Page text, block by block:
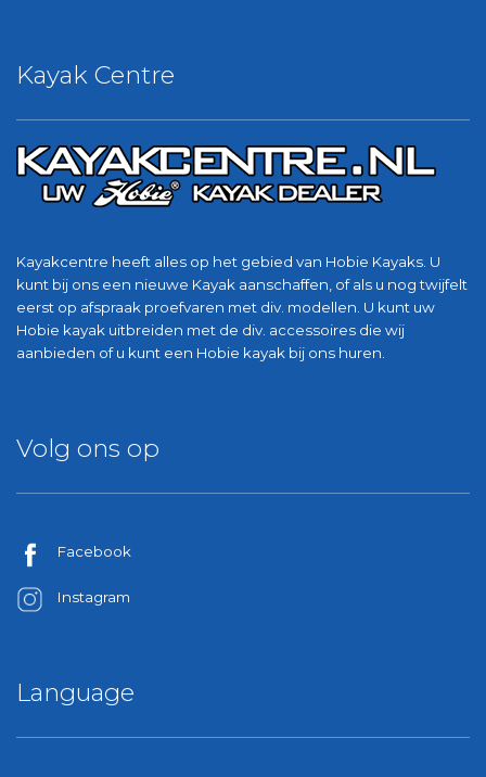
Kayak Centre
Kayakcentre heeft alles op het gebied van Hobie Kayaks. U
kunt bij ons een nieuwe Kayak aanschaffen, of als u nog twijfelt
eerst op afspraak proefvaren met div. modellen. U kunt uw
Hobie kayak uitbreiden met de div. accessoires die wij
aanbieden of u kunt een Hobie kayak bij ons huren.
Volg ons op
Facebook
Instagram
Language